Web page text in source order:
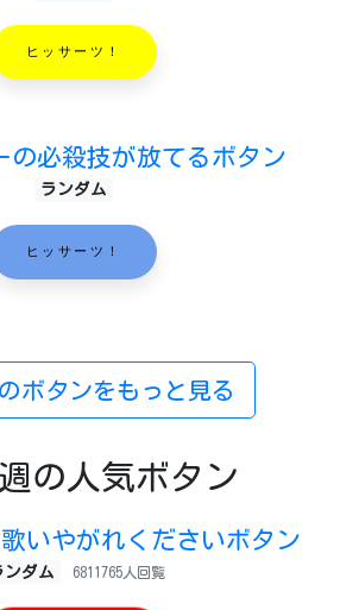
ヒッサーツ！
の必殺技が放てるボタン
ランダム
ヒッサーツ！
ボタンをもっと見る
の人気ボタン
いやがれくださいボタン
ンダム 6811765人回覧